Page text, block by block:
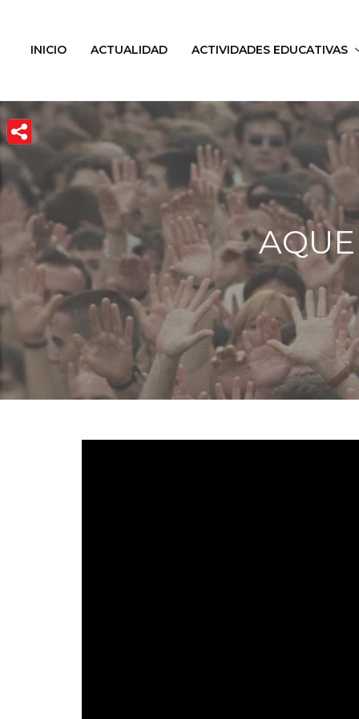
INICIO ACTUALIDAD ACTIVIDADES EDUCATIVAS